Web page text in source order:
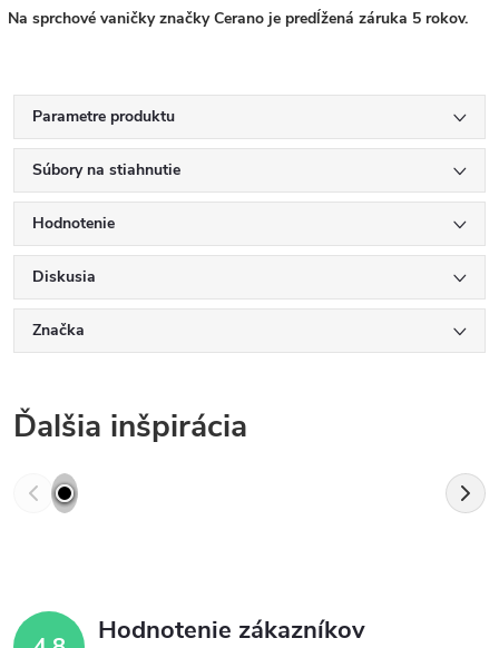
Na sprchové vaničky značky Cerano je predĺžená záruka 5 rokov.
Parametre produktu
Súbory na stiahnutie
Hodnotenie
Diskusia
Značka
Ďalšia inšpirácia
Hodnotenie zákazníkov